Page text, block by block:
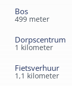
Bos
499 meter
Dorpscentrum
1 kilometer
Fietsverhuur
1,1 kilometer